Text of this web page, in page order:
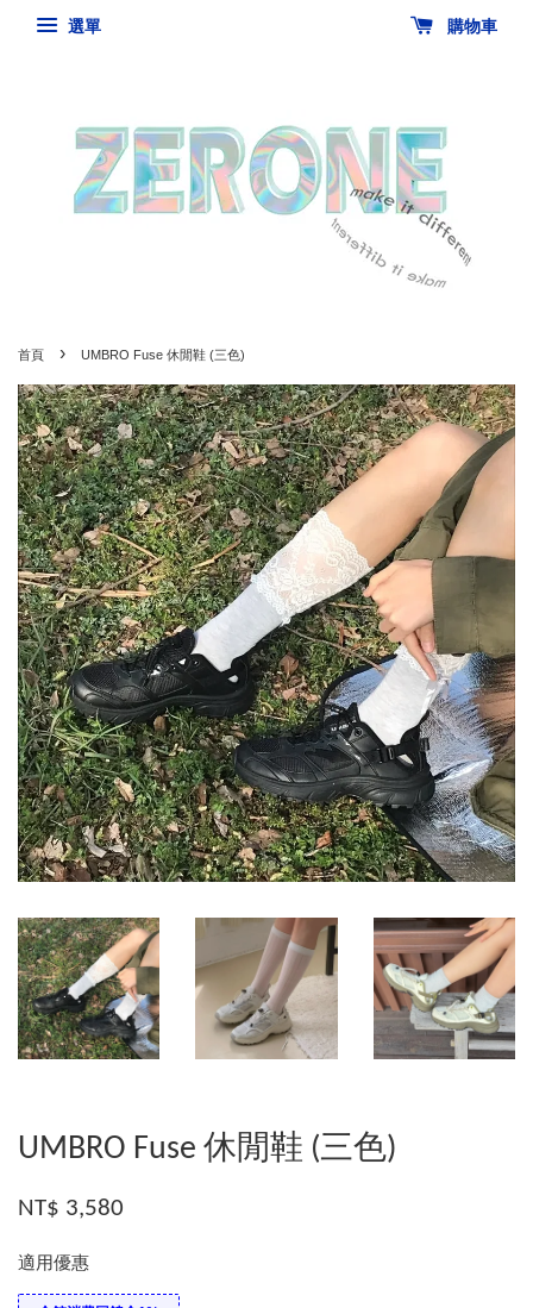
選單 購物車
首頁 › UMBRO Fuse 休閒鞋 (三色)
UMBRO Fuse 休閒鞋 (三色)
NT$ 3,580
適用優惠